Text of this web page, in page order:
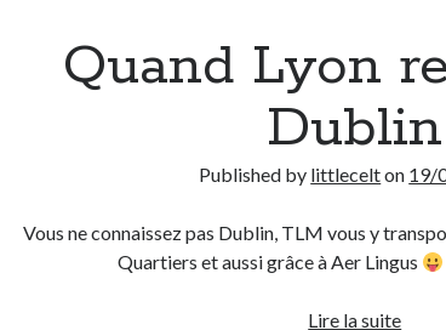
Quand Lyon
Dublin
Published by littlecelton 19/
Vous ne connaissez pas Dublin, TLM vous y
Quartiers et aussi grâce à Aer Lingus
Lire la suiteQuand